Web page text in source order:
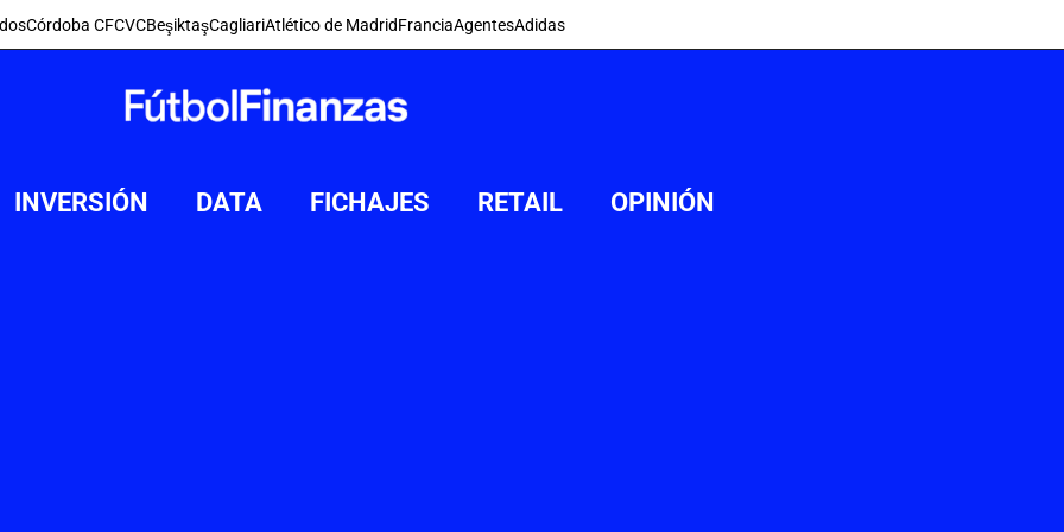
Córdoba CFCVCBeşiktaşCagliariAtlético de MadridFranciaAgentesAdidas
INVERSIÓN DATA FICHAJES RETAIL OPINIÓN